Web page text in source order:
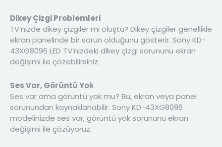
Dikey Çizgi Problemleri
TV’nizde dikey çizgiler mi oluştu? Dikey çizgiler genellikle
ekran panelinde bir sorun olduğunu gösterir. Sony KD-
43XG8096 LED TV’nizdeki dikey çizgi sorununu ekran
değişimi ile çözebilirsiniz.
Ses Var, Görüntü Yok
Ses var ama görüntü yok mu? Bu, ekran veya panel
sorunundan kaynaklanabilir. Sony KD-43XG8096
modelinizde ses var, görüntü yok sorununu ekran
değişimi ile çözüyoruz.